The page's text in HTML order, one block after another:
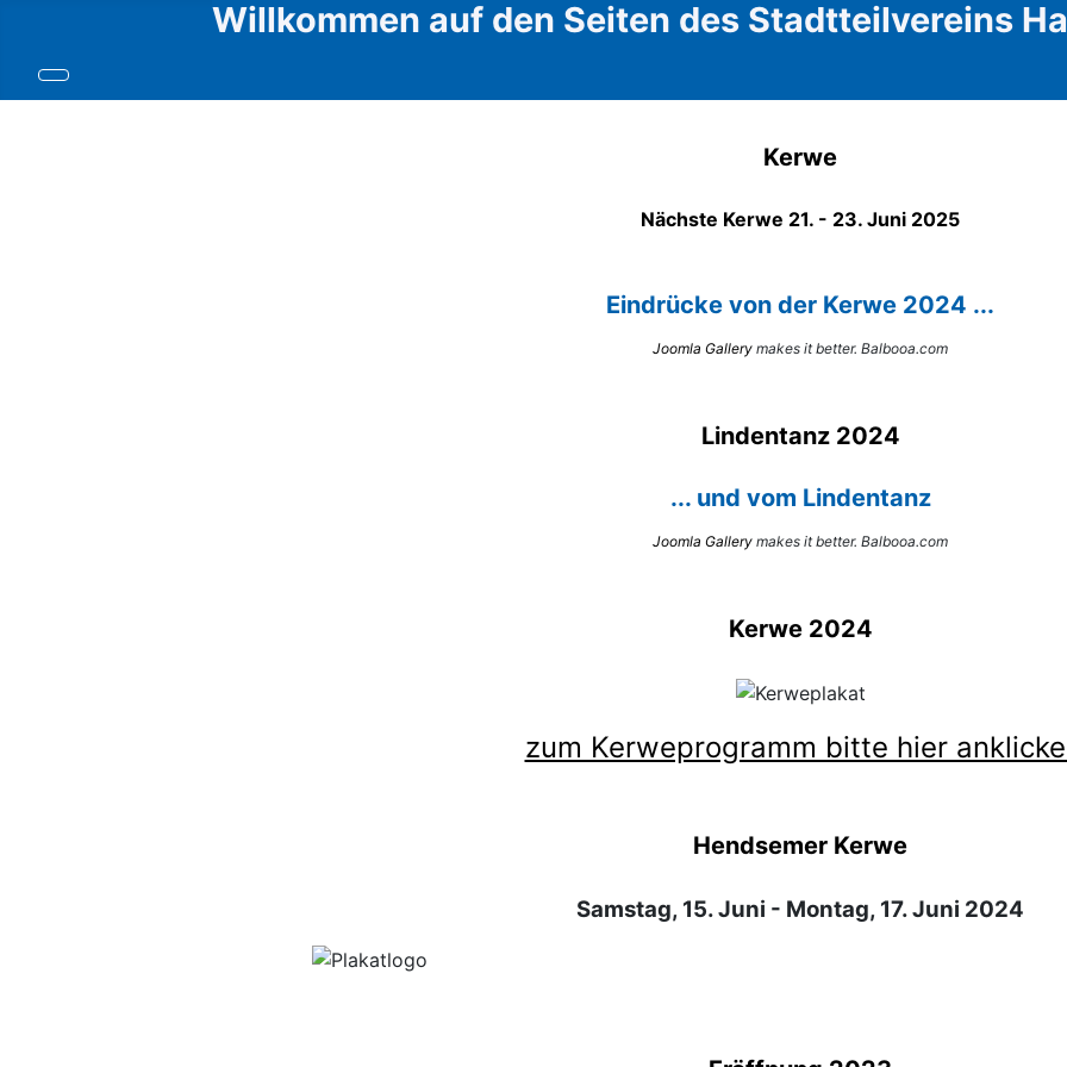
Willkommen auf den Seiten des Stadtteilvereins
Kerwe
Nächste Kerwe 21. - 23. Juni 2025
Eindrücke von der Kerwe 2024 ...
Joomla Gallery makes it better. Balbooa.com
Lindentanz 2024
... und vom Lindentanz
Joomla Gallery makes it better. Balbooa.com
Kerwe 2024
zum Kerweprogramm bitte hier
Hendsemer Kerwe
Samstag, 15. Juni - Montag, 17. Juni 2024